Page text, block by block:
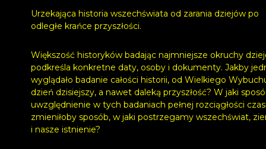
Urzekająca historia wszechświata od zarania dziejów po
odległe krańce przyszłości.
Większość historyków badając najmniejsze okruchy
podkreśla konkretne daty, osoby i dokumenty. Jakby
wyglądało badanie całości historii, od Wielkiego
dzień dzisiejszy, a nawet daleką przyszłość? W jaki
uwzględnienie w tych badaniach pełnej rozciągłości
zmieniłoby sposób, w jaki postrzegamy wszechświat,
i nasze istnienie?